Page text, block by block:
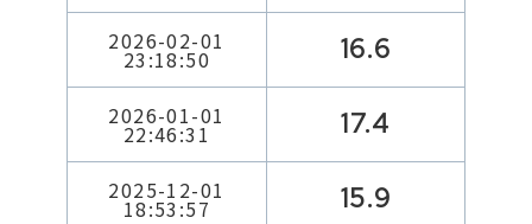
2026-02-01
23:18:50 16.6
2026-01-01
22:46:31 17.4
2025-12-01
18:53:57 15.9